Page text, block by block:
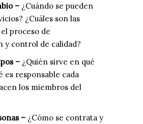
– ¿Cuándo se pueden
¿Cuáles son las
proceso de
y control de calidad?
– ¿Quién sirve en qué
es responsable cada
los miembros del
– ¿Cómo se contrata y